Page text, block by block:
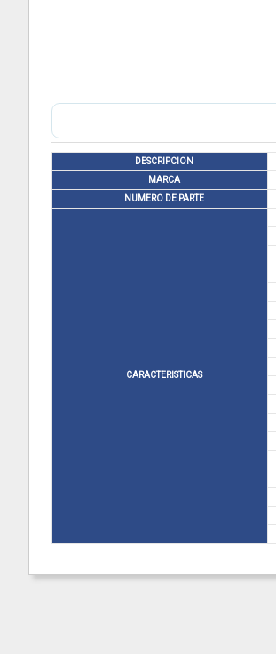
DESCRIPCION
MARCA
NUMERO DE PARTE
CARACTERISTICAS